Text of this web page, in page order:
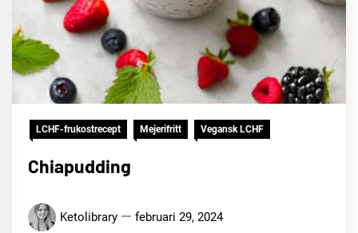
LCHF-frukostrecept Mejerifritt Vegansk LCHF
Chiapudding
Ketolibrary februari 29, 2024